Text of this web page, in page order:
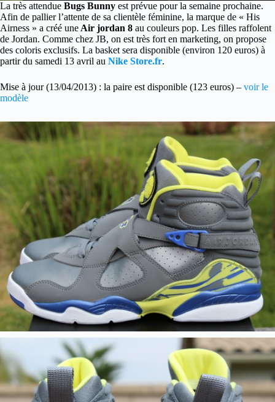
La très attendue Bugs Bunny est prévue pour la semaine prochaine.
Afin de pallier l’attente de sa clientèle féminine, la marque de « His
Airness » a créé une Air jordan 8 au couleurs pop. Les filles raffolent
de Jordan. Comme chez JB, on est très fort en marketing, on propose
des coloris exclusifs. La basket sera disponible (environ 120 euros) à
partir du samedi 13 avril au Nike Store.fr.
Mise à jour (13/04/2013) : la paire est disponible (123 euros) – voir le
modèle